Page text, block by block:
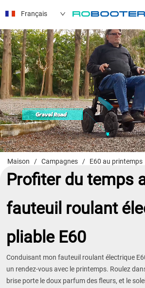
Français
Maison / Campagnes / E60 au printemps
Profiter du temps
fauteuil roulant
pliable E60
Conduisant mon fauteuil roulant électrique
un rendez-vous avec le printemps. Roulez
brise porte le doux parfum des fleurs, et le